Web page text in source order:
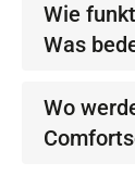
Wie
Was
Wo